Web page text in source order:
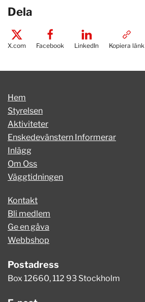
Dela
X.com Facebook LinkedIn Kopiera länk
Hem
Styrelsen
Aktiviteter
Enskedevänstern Informerar
Inlägg
Om Oss
Väggtidningen
Kontakt
Bli medlem
Ge en gåva
Webbshop
Postadress
Box 12660, 112 93 Stockholm